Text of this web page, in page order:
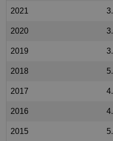
2021
2020
2019
2018
2017
2016
2015